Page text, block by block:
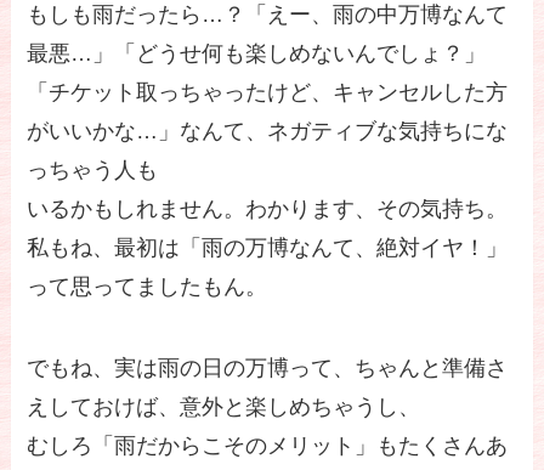
もしも雨だったら…？「えー、雨の中万博なんて
最悪…」「どうせ何も楽しめないんでしょ？」
「チケット取っちゃったけど、キャンセルした方
がいいかな…」なんて、ネガティブな気持ちにな
っちゃう人も
いるかもしれません。わかります、その気持ち。
私もね、最初は「雨の万博なんて、絶対イヤ！」
って思ってましたもん。
でもね、実は雨の日の万博って、ちゃんと準備さ
えしておけば、意外と楽しめちゃうし、
むしろ「雨だからこそのメリット」もたくさんあ